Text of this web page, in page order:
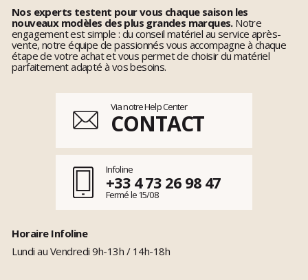
Nos experts testent pour vous chaque saison les
nouveaux modèles des plus grandes marques.Notre
engagement est simple : du conseil matériel au service après-
vente, notre équipe de passionnés vous accompagne à chaque
étape de votre achat et vous permet de choisir du matériel
parfaitement adapté à vos besoins.
Via notre Help Center
CONTACT
Infoline
+33 4 73 26 98 47
Fermé le 15/08
Horaire Infoline
Lundi au Vendredi 9h-13h / 14h-18h